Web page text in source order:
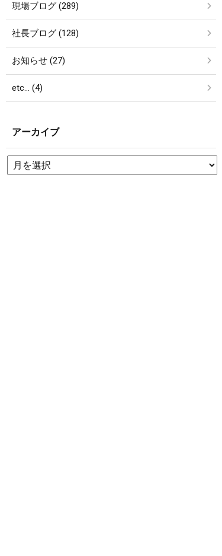
現場ブログ (289)
社長ブログ (128)
お知らせ (27)
etc… (4)
アーカイブ